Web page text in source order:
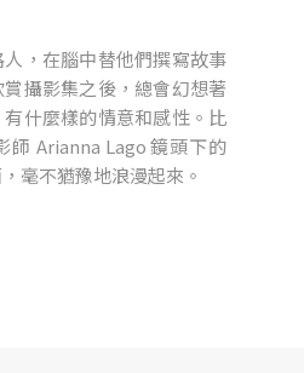
，在腦中替他們撰寫故事
攝影集之後，總會幻想著
什麼樣的情意和感性。比
師 Arianna Lago 鏡頭下的
毫不猶豫地浪漫起來。